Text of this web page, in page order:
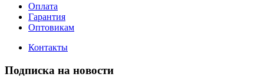
Оплата
Гарантия
Оптовикам
Контакты
Подписка на новости